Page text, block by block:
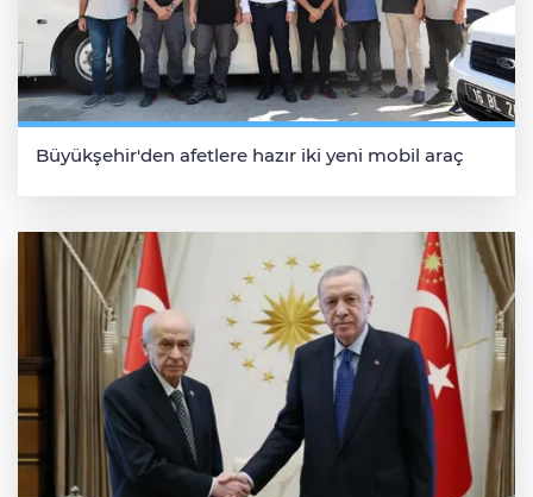
Büyükşehir'den afetlere hazır iki yeni mobil araç